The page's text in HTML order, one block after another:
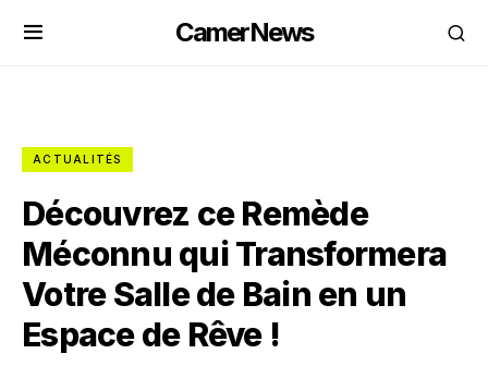
CamerNews
ACTUALITÉS
Découvrez ce Remède
Méconnu qui Transformera
Votre Salle de Bain en un
Espace de Rêve !